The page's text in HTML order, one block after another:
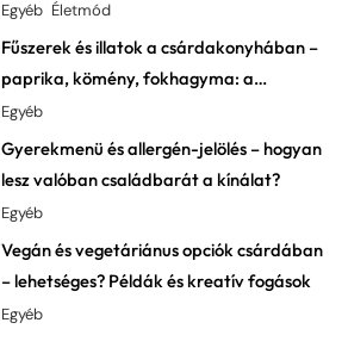
Egyéb Életmód
Fűszerek és illatok a csárdakonyhában –
paprika, kömény, fokhagyma: a
karakter lelke
Egyéb
Gyerekmenü és allergén-jelölés – hogyan
lesz valóban családbarát a kínálat?
Egyéb
Vegán és vegetáriánus opciók csárdában
– lehetséges? Példák és kreatív fogások
Egyéb